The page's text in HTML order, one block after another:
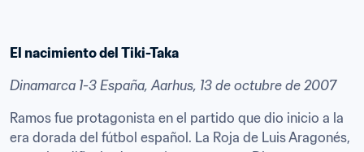
El nacimiento del Tiki-Taka
Dinamarca 1-3 España, Aarhus, 13 de octubre de 2007
Ramos fue protagonista en el partido que dio inicio a la
era dorada del fútbol español. La Roja de Luis Aragonés,